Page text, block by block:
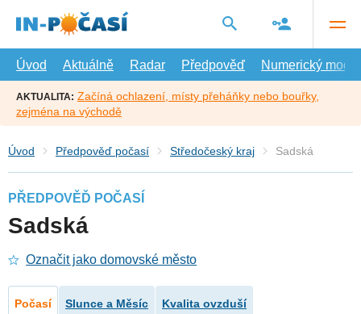
hlavní
Úvod
Aktuálně Radar Předpověď Numerický model
AKTUALITA: Začíná ochlazení, místy přeháňky nebo bouřky,
zejména na východě
Úvod Předpověď počasí Středočeský kraj Sadská
PŘEDPOVĚĎ POČASÍ
Sadská
Označit jako domovské město
Počasí Slunce a Měsíc Kvalita ovzduší